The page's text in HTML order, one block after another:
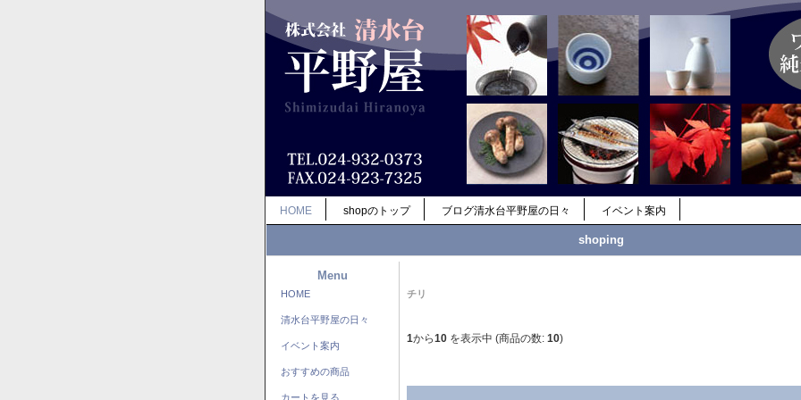
HOME shopのトップ ブログ清水台平野屋の日々 イベント案内
shoping
Menu
HOME
清水台平野屋の日々
イベント案内
おすすめの商品
カートを見る
チリ
1から10 を表示中 (商品の数: 10)